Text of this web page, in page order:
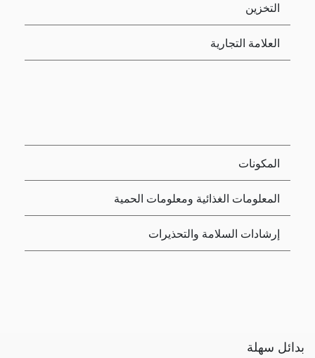
التخزين
العلامة التجارية
المكونات
المعلومات الغذائية ومعلومات الحمية
إرشادات السلامة والتحذيرات
بدائل سهلة